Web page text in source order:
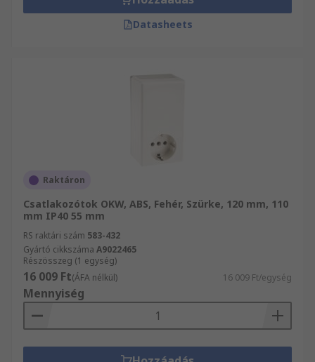
Datasheets
Raktáron
Csatlakozótok OKW, ABS, Fehér, Szürke, 120 mm, 110
mm IP40 55 mm
RS raktári szám 583-432
Gyártó cikkszáma A9022465
Részösszeg (1 egység)
16 009 Ft(ÁFA nélkül) 16 009 Ft/egység
Mennyiség